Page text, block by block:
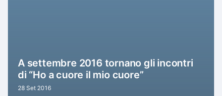
A settembre 2016 tornano gli incontri
di “Ho a cuore il mio cuore”
28 Set 2016